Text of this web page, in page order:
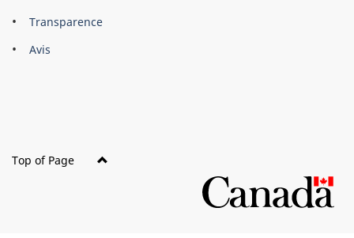
About
this
Brand
Transparence
Avis
Top of Page